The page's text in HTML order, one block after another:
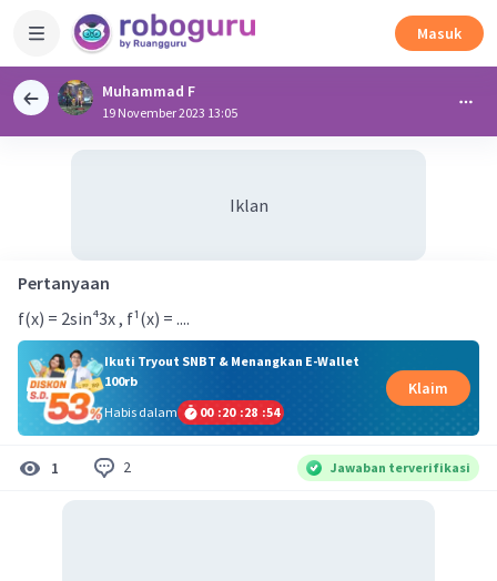
Masuk
Muhammad F
19 November 2023 13:05
Iklan
Pertanyaan
f(x) = 2sin⁴3x , f¹(x) = ....
Ikuti Tryout SNBT & Menangkan E-Wallet
100rb
Habis dalam
00 :20 :28 :54
Klaim
1 2 Jawaban terverifikasi